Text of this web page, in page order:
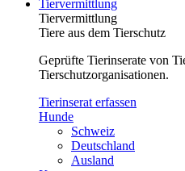
Tiervermittlung
Tiervermittlung
Tiere aus dem Tierschutz
Geprüfte Tierinserate von
Tierschutzorganisationen.
Tierinserat erfassen
Hunde
Schweiz
Deutschland
Ausland